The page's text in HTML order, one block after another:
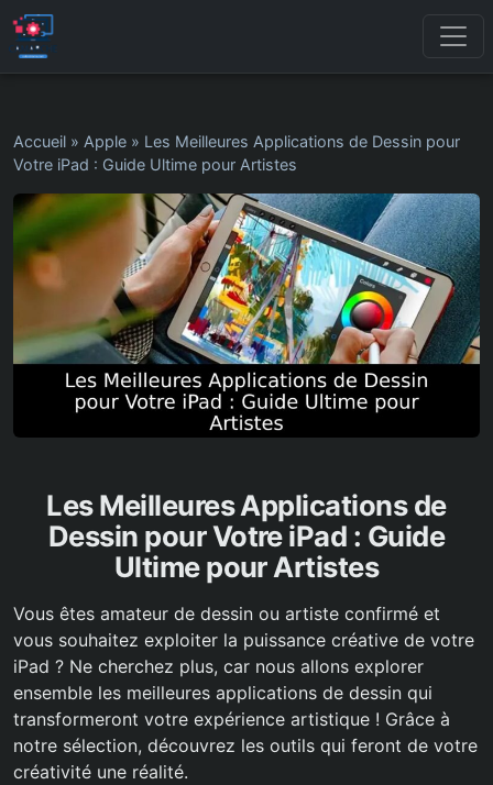
Accueil » Apple » Les Meilleures Applications de Dessin pour
Votre iPad : Guide Ultime pour Artistes
Les Meilleures Applications de
Dessin pour Votre iPad : Guide
Ultime pour Artistes
Vous êtes amateur de dessin ou artiste confirmé et
vous souhaitez exploiter la puissance créative de votre
iPad ? Ne cherchez plus, car nous allons explorer
ensemble les meilleures applications de dessin qui
transformeront votre expérience artistique ! Grâce à
notre sélection, découvrez les outils qui feront de votre
créativité une réalité.